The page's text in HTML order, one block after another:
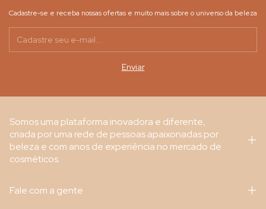
Cadastre-se e receba nossas ofertas e muito mais sobre o universo da beleza
Somos uma plataforma inovadora e diferente,
criada por uma rede de pessoas apaixonadas por
beleza e com anos de experiência no mercado de
cosméticos.
Fale com a gente